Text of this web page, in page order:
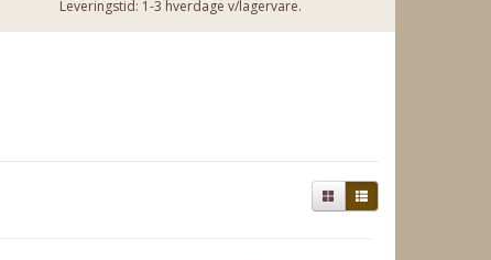
Leveringstid: 1-3 hverdage v/lagervare.